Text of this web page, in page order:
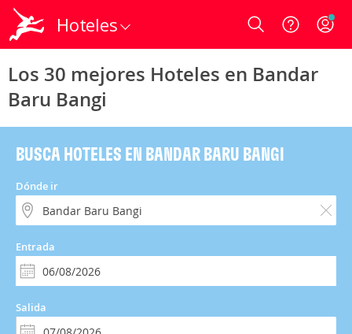
Hoteles Login
Los 30 mejores Hoteles en Bandar
Baru Bangi
BUSCA HOTELES EN BANDAR BARU BANGI
Dónde ir
Entrada
Salida